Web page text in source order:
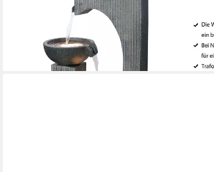
x 81 x 32 cm, Polyresin, 45 cm Breite,
Brunnen im Komplettset inkl. Pumpe und
219,99 €
lieferbar - in 4-5 Werktagen bei dir